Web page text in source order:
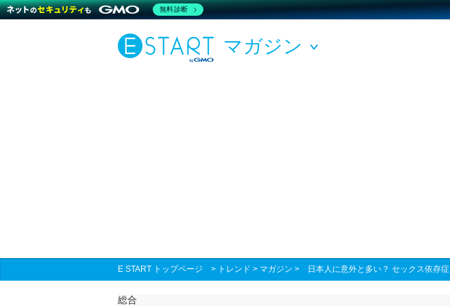
マガジン
E START トップページ > トレンド > マガジン > 日本人に意外と多い？ セックス依存症
総合
無料診断